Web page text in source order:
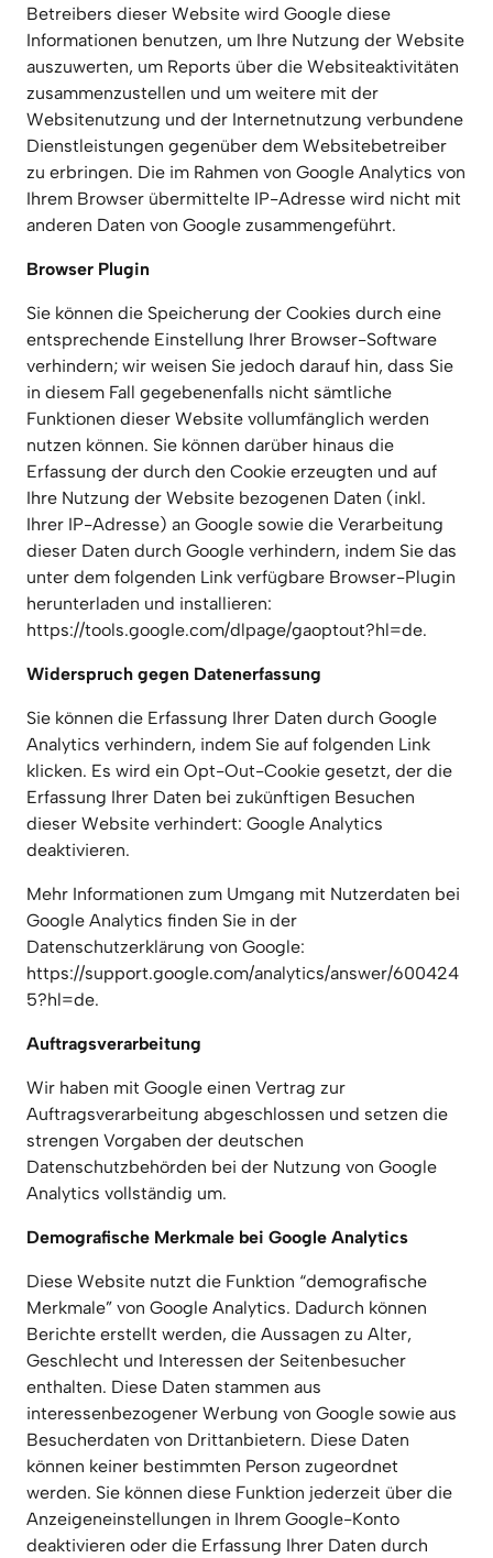
Betreibers dieser Website wird Google diese
Informationen benutzen, um Ihre Nutzung der Website
auszuwerten, um Reports über die Websiteaktivitäten
zusammenzustellen und um weitere mit der
Websitenutzung und der Internetnutzung verbundene
Dienstleistungen gegenüber dem Websitebetreiber
zu erbringen. Die im Rahmen von Google Analytics von
Ihrem Browser übermittelte IP-Adresse wird nicht mit
anderen Daten von Google zusammengeführt.
Browser Plugin
Sie können die Speicherung der Cookies durch eine
entsprechende Einstellung Ihrer Browser-Software
verhindern; wir weisen Sie jedoch darauf hin, dass Sie
in diesem Fall gegebenenfalls nicht sämtliche
Funktionen dieser Website vollumfänglich werden
nutzen können. Sie können darüber hinaus die
Erfassung der durch den Cookie erzeugten und auf
Ihre Nutzung der Website bezogenen Daten (inkl.
Ihrer IP-Adresse) an Google sowie die Verarbeitung
dieser Daten durch Google verhindern, indem Sie das
unter dem folgenden Link verfügbare Browser-Plugin
herunterladen und installieren:
https://tools.google.com/dlpage/gaoptout?hl=de.
Widerspruch gegen Datenerfassung
Sie können die Erfassung Ihrer Daten durch Google
Analytics verhindern, indem Sie auf folgenden Link
klicken. Es wird ein Opt-Out-Cookie gesetzt, der die
Erfassung Ihrer Daten bei zukünftigen Besuchen
dieser Website verhindert: Google Analytics
deaktivieren.
Mehr Informationen zum Umgang mit Nutzerdaten bei
Google Analytics finden Sie in der
Datenschutzerklärung von Google:
https://support.google.com/analytics/answer/600424
5?hl=de.
Auftragsverarbeitung
Wir haben mit Google einen Vertrag zur
Auftragsverarbeitung abgeschlossen und setzen die
strengen Vorgaben der deutschen
Datenschutzbehörden bei der Nutzung von Google
Analytics vollständig um.
Demografische Merkmale bei Google Analytics
Diese Website nutzt die Funktion “demografische
Merkmale” von Google Analytics. Dadurch können
Berichte erstellt werden, die Aussagen zu Alter,
Geschlecht und Interessen der Seitenbesucher
enthalten. Diese Daten stammen aus
interessenbezogener Werbung von Google sowie aus
Besucherdaten von Drittanbietern. Diese Daten
können keiner bestimmten Person zugeordnet
werden. Sie können diese Funktion jederzeit über die
Anzeigeneinstellungen in Ihrem Google-Konto
deaktivieren oder die Erfassung Ihrer Daten durch